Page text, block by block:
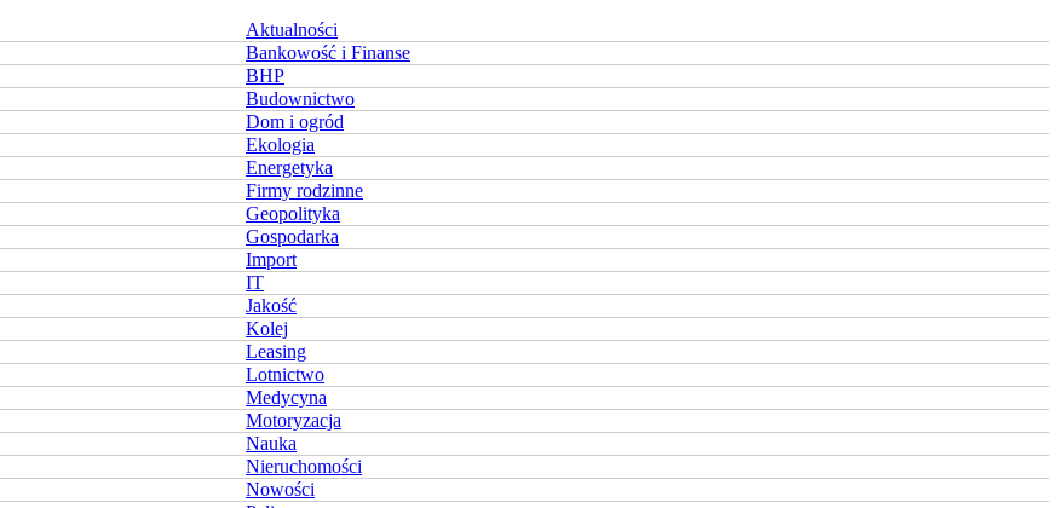
Aktualności
Bankowość i Finanse
BHP
Budownictwo
Dom i ogród
Ekologia
Energetyka
Firmy rodzinne
Geopolityka
Gospodarka
Import
IT
Jakość
Kolej
Leasing
Lotnictwo
Medycyna
Motoryzacja
Nauka
Nieruchomości
Nowości